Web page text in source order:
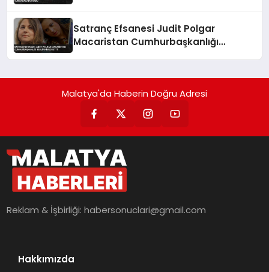
Satranç Efsanesi Judit Polgar
Macaristan Cumhurbaşkanlığı
Malatya'da Haberin Doğru Adresi
Reklam & İşbirliği:habersonuclari@gmail.com
Hakkımızda